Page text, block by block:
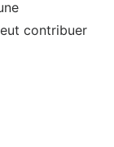
contribuer